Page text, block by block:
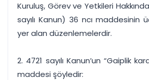
Kuruluş, Görev ve Yetkileri
sayılı Kanun) 36 ncı maddesinin
yer alan düzenlemelerdir.
2. 4721 sayılı Kanun’un “Gaiplik
maddesi şöyledir: